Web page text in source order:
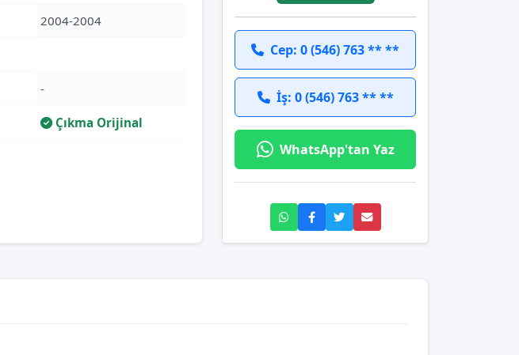
2004-2004
-
Çıkma Orijinal
Cep: 0 (546) 763 ** **
İş: 0 (546) 763 ** **
WhatsApp'tan Yaz